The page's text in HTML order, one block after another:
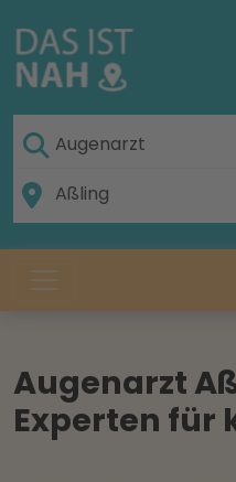
Augenarzt
Experten für